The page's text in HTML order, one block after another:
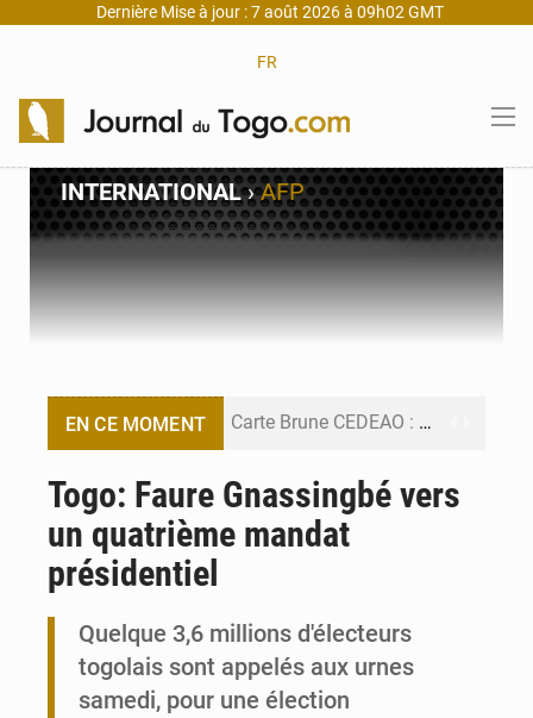
Dernière Mise à jour : 7 août 2026 à 09h02 GMT
FR
INTERNATIONAL›AFP
EN CE MOMENT Carte Brune CEDEAO : Lomé mise sur la digitalisation des sinistres
Togo: Faure Gnassingbé vers
un quatrième mandat
présidentiel
Quelque 3,6 millions d'électeurs
togolais sont appelés aux urnes
samedi, pour une élection